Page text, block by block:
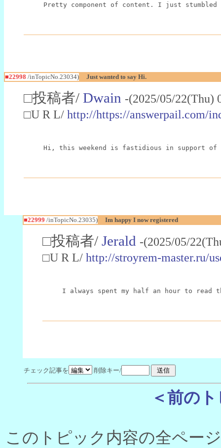
Pretty component of content. I just
■22998 /inTopicNo.23034) Just wanted to say Hi.
□投稿者/ Dwain -(2025/05/
□U R L/ http://https://answerpail.com/
Hi, this weekend is fastidious in support of
■22999 /inTopicNo.23035) Im happy I now registered
□投稿者/ Jerald -(2025/05/
□U R L/ http://stroyrem-master.ru/
I always spent my half an hour to
チェック記事を 削除キー/
＜前の
このトピック内容の全ペー